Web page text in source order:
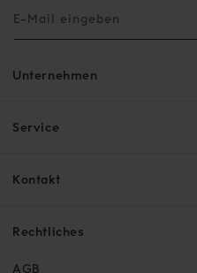
Unternehmen
Service
Kontakt
Rechtliches
AGB
E-Mail eingeben